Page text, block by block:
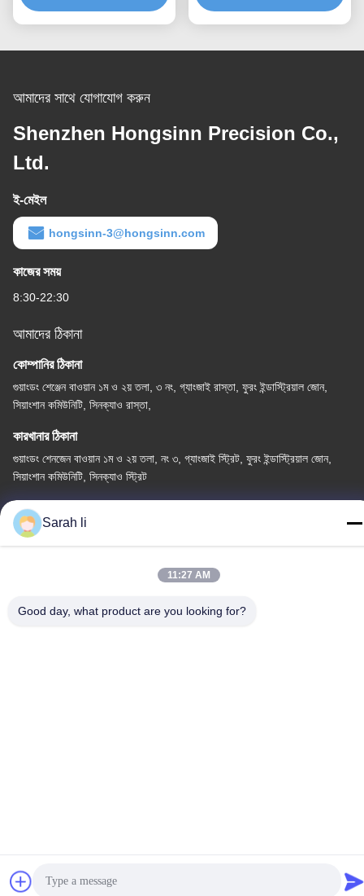
আমাদের সাথে যোগাযোগ করুন
Shenzhen Hongsinn Precision Co.,
Ltd.
ই-মেইল
hongsinn-3@hongsinn.com
কাজের সময়
8:30-22:30
আমাদের ঠিকানা
কোম্পানির ঠিকানা
গুয়াংডং শেঞ্জেন বাওয়ান ১ম ও ২য় তলা, ৩ নং, গ্যাংজাই রাস্তা, ফুরং ইন্ডাস্ট্রিয়াল জোন,
সিয়াংশান কমিউনিটি, সিনক্যাও রাস্তা,
কারখানার ঠিকানা
গুয়াংডং শেনজেন বাওয়ান ১ম ও ২য় তলা, নং ৩, গ্যাংজাই স্ট্রিট, ফুরং ইন্ডাস্ট্রিয়াল জোন,
সিয়াংশান কমিউনিটি, সিনক্যাও স্ট্রিট
টেল
86-0755-27097532-8:30
Sarah li
11:27 AM
Good day, what product are you looking for?